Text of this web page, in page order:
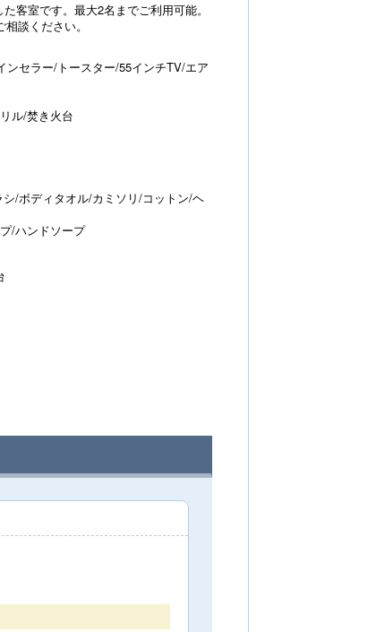
客室です。最大2名までご利用可能。
談ください。
セラー/トースター/55インチTV/エア
ル/焚き火台
/ボディタオル/カミソリ/コットン/ヘ
/ハンドソープ